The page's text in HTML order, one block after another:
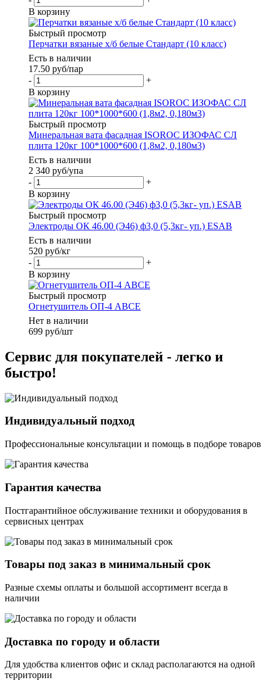
В корзину
Быстрый просмотр
Перчатки вязаные х/б белые Стандарт (10 класс)
Есть в наличии
17.50 руб/пар
-
+
В корзину
Быстрый просмотр
Минеральная вата фасадная ISOROC ИЗОФАС СЛ
плита 120кг 100*1000*600 (1,8м2, 0,180м3)
Есть в наличии
2 340 руб/упа
-
+
В корзину
Быстрый просмотр
Электроды ОК 46.00 (Э46) ф3,0 (5,3кг- уп.) ESAB
Есть в наличии
520 руб/кг
-
+
В корзину
Быстрый просмотр
Огнетушитель ОП-4 АВСЕ
Нет в наличии
699 руб/шт
Сервис для покупателей - легко и
быстро!
Индивидуальный подход
Профессиональные консультации и помощь в подборе товаров
Гарантия качества
Постгарантийное обслуживание техники и оборудования в
сервисных центрах
Товары под заказ в минимальный срок
Разные схемы оплаты и большой ассортимент всегда в
наличии
Доставка по городу и области
Для удобства клиентов офис и склад располагаются на одной
территории